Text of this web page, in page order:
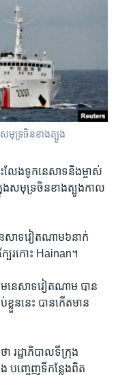
សមុទ្រ​​​ចិន​​​ខាង​​​ត្បូង
លែង​ទូកនេសាទ​និង​ម្ចាស់​
នុង​សមុទ្រ​ចិន​ខាង​ត្បូង​កាល​
សាទ​វៀត​ណាម៦​នាក់
បែរកោះ Hainan​។
នេសាទ​វៀត​ណាម​ ​បាន​
លួន​នេះ ​បាន​កើត​មាន​
រដ្ឋាភិបាល​ទីក្រុង​
បញ្ចេញ​ទីកន្លែង​ពិត​